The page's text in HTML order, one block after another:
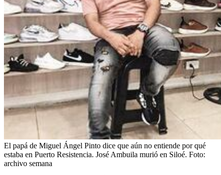
El papá de Miguel Ángel Pinto dice que aún no entiende por qué
estaba en Puerto Resistencia. José Ambuila murió en Siloé. Foto:
archivo semana